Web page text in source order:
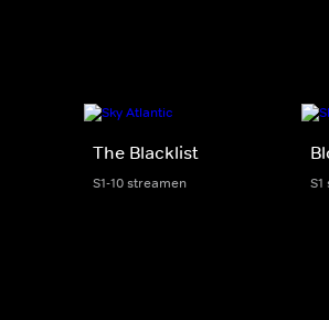
The Blacklist
S1-10 streamen